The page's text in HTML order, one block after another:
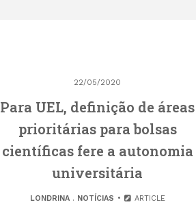
22/05/2020
Para UEL, definição de áreas
prioritárias para bolsas
científicas fere a autonomia
universitária
LONDRINA. NOTÍCIAS ARTICLE